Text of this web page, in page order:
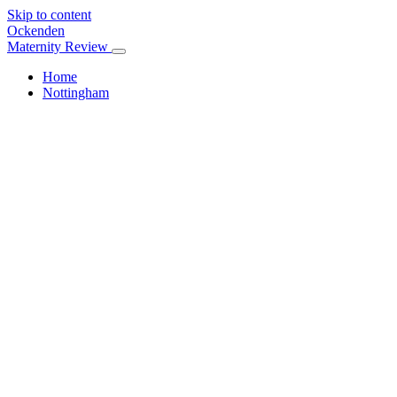
Skip to content
Ockenden
Maternity Review
Home
Nottingham